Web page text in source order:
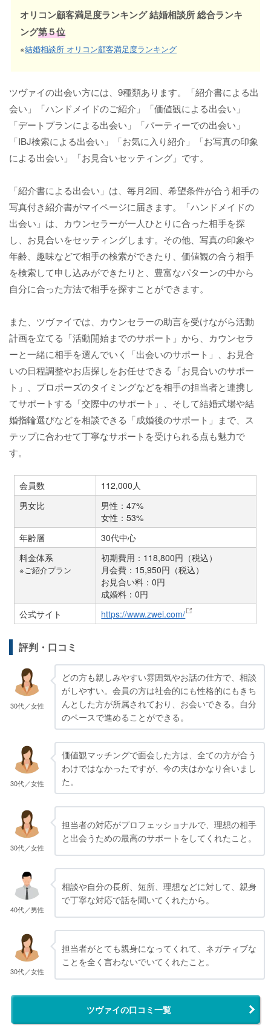
オリコン顧客満足度ランキング 結婚相談所 総合ランキ
ング第５位
※結婚相談所 オリコン顧客満足度ランキング
ツヴァイの出会い方には、9種類あります。「紹介書による出
会い」「ハンドメイドのご紹介」「価値観による出会い」
「デートプランによる出会い」「パーティーでの出会い」
「IBJ検索による出会い」「お気に入り紹介」「お写真の印象
による出会い」「お見合いセッティング」です。
「紹介書による出会い」は、毎月2回、希望条件が合う相手の
写真付き紹介書がマイページに届きます。「ハンドメイドの
出会い」は、カウンセラーが一人ひとりに合った相手を探
し、お見合いをセッティングします。その他、写真の印象や
年齢、趣味などで相手の検索ができたり、価値観の合う相手
を検索して申し込みができたりと、豊富なパターンの中から
自分に合った方法で相手を探すことができます。
また、ツヴァイでは、カウンセラーの助言を受けながら活動
計画を立てる「活動開始までのサポート」から、カウンセラ
ーと一緒に相手を選んでいく「出会いのサポート」、お見合
いの日程調整やお店探しをお任せできる「お見合いのサポー
ト」、プロポーズのタイミングなどを相手の担当者と連携し
てサポートする「交際中のサポート」、そして結婚式場や結
婚指輪選びなどを相談できる「成婚後のサポート」まで、ス
テップに合わせて丁寧なサポートを受けられる点も魅力で
す。
会員数
112,000人
男女比
男性：47%
女性：53%
年齢層
30代中心
料金体系
※ご紹介プラン
初期費用：118,800円（税込）
月会費：15,950円（税込）
お見合い料：0円
成婚料：0円
公式サイト
https://www.zwei.com/
評判・口コミ
30代／女性
どの方も親しみやすい雰囲気やお話の仕方で、相談
がしやすい。会員の方は社会的にも性格的にもきち
んとした方が所属されており、お会いできる。自分
のペースで進めることができる。
30代／女性
価値観マッチングで面会した方は、全ての方が合う
わけではなかったですが、今の夫はかなり合いまし
た。
30代／女性
担当者の対応がプロフェッショナルで、理想の相手
と出会うための最高のサポートをしてくれたこと。
40代／男性
相談や自分の長所、短所、理想などに対して、親身
で丁寧な対応で話を聞いてくれたから。
30代／女性
担当者がとても親身になってくれて、ネガティブな
ことを全く言わないでいてくれたこと。
ツヴァイの口コミ一覧